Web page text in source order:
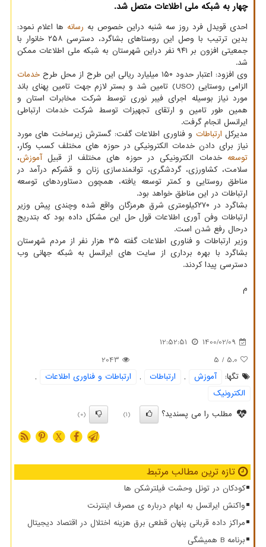
چهار به شبکه ملی اطلاعات متصل شد.
احدی قویدل فرد روز سه شنبه دراین خصوص به رسانه ها اعلام نمود:
بدین ترتیب با وصل این روستاهای بشاگرد، دسترسی ۲۵۸ خانوار با
جمعیتی افزون بر ۹۴۱ نفر دراین شهرستان به شبکه ملی اطلاعات ممکن
شد.
وی افزود: اعتبار حدود ۱۵۰ میلیارد ریالی این طرح از محل طرح
خدمات
الزامی روستایی (USO) تامین شد و بستر لازم جهت تامین پهنای باند
مورد نیاز بوسیله اجرای فیبر نوری توسط شرکت مخابرات استان و
همین طور تامین و ارتقای تجهیزات توسط شرکت خدمات ارتباطی
ایرانسل انجام گرفت.
مدیرکل ارتباطات و فناوری اطلاعات گفت: گسترش زیرساخت های مورد
نیاز برای دادن خدمات الکترونیکی در حوزه های مختلف کسب وکار،
توسعه خدمات الکترونیکی در حوزه های مختلف از قبیلآموزش،
سلامت، کشاورزی، گردشگری، توانمندسازی زنان و قشرکم درآمد در
مناطق روستایی و کمتر توسعه یافته، همچون دستاوردهای توسعه
ارتباطات در این مناطق خواهد بود.
بشاگرد در ۲۷۰کیلومتری شرق هرمزگان واقع شده وچندی پیش وزیر
ارتباطات وفن آوری اطلاعات قول حل این مشکل داده بود که بتدریج
درحال رفع شدن است.
وزیر ارتباطات و فناوری اطلاعات گفته ۳۵ هزار نفر از مردم شهرستان
بشاگرد با بهره برداری از سایت های ایرانسل به شبکه جهانی وب
دسترسی پیدا کردند.
م
1400/02/09
12:52:51
5.0
/ 5
2043
تگها:
آموزش , ارتباطات , ارتباطات و فناوری اطلاعات
,
الكترونیك
مطلب را می پسندید؟
(1)
(0)
X
تازه ترین مطالب مرتبط
کودکان در تونل وحشت فیلترشکن ها
واکنش ایرانسل به ابهام درباره ی مصرف اینترنت
مراکز داده قربانی پنهان قطعی برق هزینه اختلال در اقتصاد دیجیتال
برنامه B همیشگی